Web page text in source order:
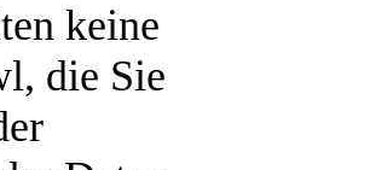
keine
die Sie